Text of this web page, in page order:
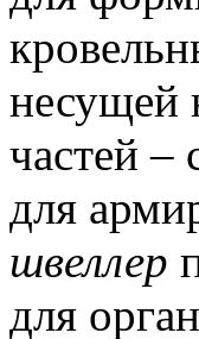
несущей
частей –
для
швеллер
для